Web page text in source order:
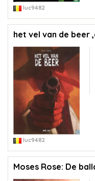
luc9482
het vel van de beer
luc9482
Moses Rose: De